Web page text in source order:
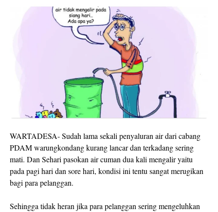
WARTADESA- Sudah lama sekali penyaluran air dari cabang
PDAM warungkondang kurang lancar dan terkadang sering
mati. Dan Sehari pasokan air cuman dua kali mengalir yaitu
pada pagi hari dan sore hari, kondisi ini tentu sangat merugikan
bagi para pelanggan.
Sehingga tidak heran jika para pelanggan sering mengeluhkan